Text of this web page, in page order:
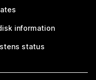
information
status